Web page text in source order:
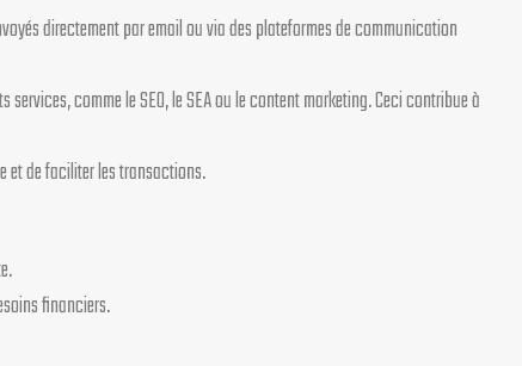
directement par email ou via des plateformes de communication
comme le SEO, le SEA ou le content marketing. Ceci contribue à
et de faciliter les transactions.
financiers.